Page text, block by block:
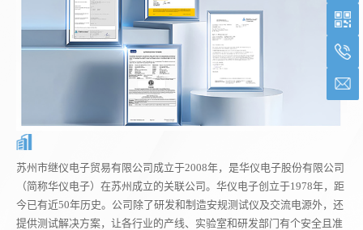
苏州市继仪电子贸易有限公司成立于2008年，是华仪电子股份有限公司
（简称华仪电子）在苏州成立的关联公司。华仪电子创立于1978年，距
今已有近50年历史。公司除了研发和制造安规测试仪及交流电源外，还
提供测试解决方案，让各行业的产线、实验室和研发部门有个安全且准